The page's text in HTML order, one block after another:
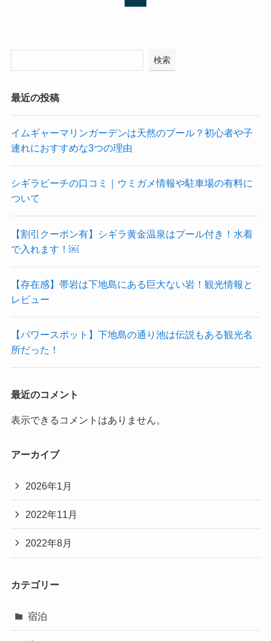
検索
最近の投稿
イムギャーマリンガーデンは天然のプール？初心者や子
連れにおすすめな3つの理由
シギラビーチの口コミ｜ウミガメ情報や駐車場の有料に
ついて
【割引クーポン有】シギラ黄金温泉はプール付き！水着
で入れます！￼
【存在感】帯岩は下地島にある巨大ない岩！観光情報と
レビュー
【パワースポット】下地島の通り池は伝説もある観光名
所だった！
最近のコメント
表示できるコメントはありません。
アーカイブ
2026年1月
2022年11月
2022年8月
カテゴリー
宿泊